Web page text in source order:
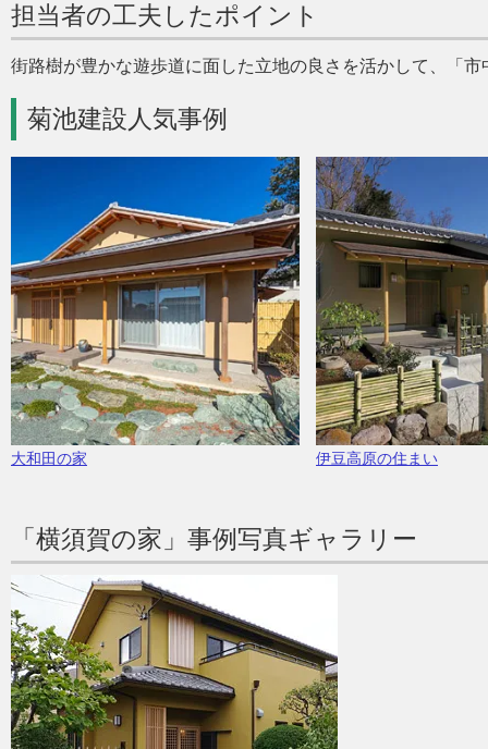
担当者の工夫したポイント
街路樹が豊かな遊歩道に面した立地の良さを活かして、「
菊池建設人気事例
大和田の家 伊豆高原の住まい
「横須賀の家」事例写真ギャラリー